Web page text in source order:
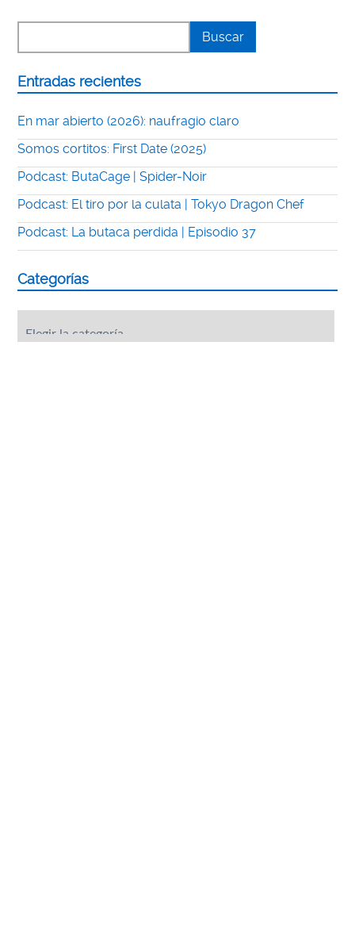
Entradas recientes
En mar abierto (2026): naufragio claro
Somos cortitos: First Date (2025)
Podcast: ButaCage | Spider-Noir
Podcast: El tiro por la culata | Tokyo Dragon Chef
Podcast: La butaca perdida | Episodio 37
Categorías